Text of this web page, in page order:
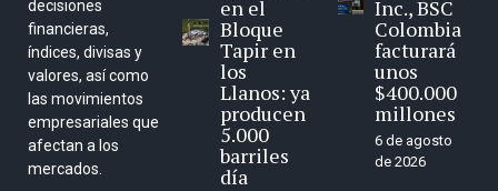
decisiones
financieras,
índices, divisas y
valores, así como
las movimientos
empresariales que
afectan a los
mercados.
en el
Bloque
Tapir en
los
Llanos: ya
producen
5.000
barriles
día
Inc., BSC
Colombia
facturará
unos
$400.000
millones
6 de agosto
de 2026